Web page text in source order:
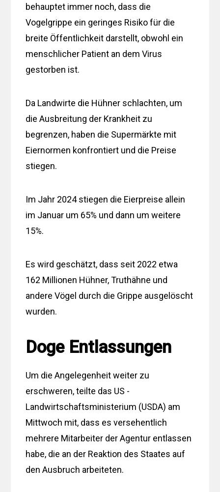
behauptet immer noch, dass die
Vogelgrippe ein geringes Risiko für die
breite Öffentlichkeit darstellt, obwohl ein
menschlicher Patient an dem Virus
gestorben ist.
Da Landwirte die Hühner schlachten, um
die Ausbreitung der Krankheit zu
begrenzen, haben die Supermärkte mit
Eiernormen konfrontiert und die Preise
stiegen.
Im Jahr 2024 stiegen die Eierpreise allein
im Januar um 65% und dann um weitere
15%.
Es wird geschätzt, dass seit 2022 etwa
162 Millionen Hühner, Truthähne und
andere Vögel durch die Grippe ausgelöscht
wurden.
Doge Entlassungen
Um die Angelegenheit weiter zu
erschweren, teilte das US -
Landwirtschaftsministerium (USDA) am
Mittwoch mit, dass es versehentlich
mehrere Mitarbeiter der Agentur entlassen
habe, die an der Reaktion des Staates auf
den Ausbruch arbeiteten.